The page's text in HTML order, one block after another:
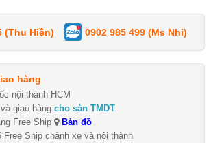
(Thu Hiền) 0902 985 499 (Ms Nhi)
hàng
nội thành HCM
giao hàng cho sàn TMDT
Free Ship
Bản đồ
Ship chành xe và nội thành